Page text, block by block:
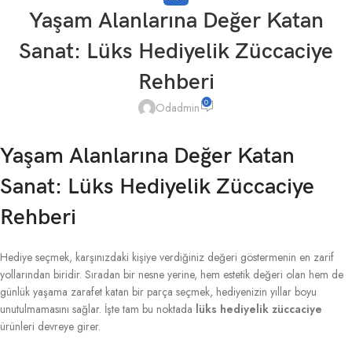
Yaşam Alanlarına Değer Katan
Sanat: Lüks Hediyelik Züccaciye
Rehberi
Odadmin 0
Yaşam Alanlarına Değer Katan
Sanat: Lüks Hediyelik Züccaciye
Rehberi
Hediye seçmek, karşınızdaki kişiye verdiğiniz değeri göstermenin en zarif
yollarından biridir. Sıradan bir nesne yerine, hem estetik değeri olan hem de
günlük yaşama zarafet katan bir parça seçmek, hediyenizin yıllar boyu
unutulmamasını sağlar. İşte tam bu noktada lüks hediyelik züccaciye
ürünleri devreye girer.